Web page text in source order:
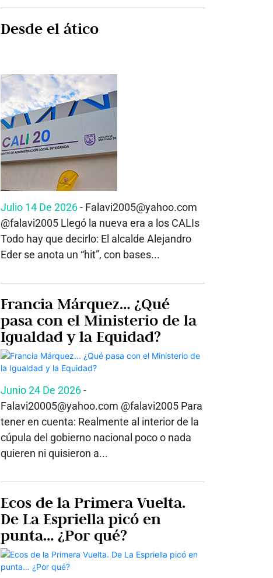
Desde el ático
Julio 14 De 2026- Falavi2005@yahoo.com
@falavi2005 Llegó la nueva era a los CALIs
Todo hay que decirlo: El alcalde Alejandro
Eder se anota un “hit”, con bases...
Francia Márquez… ¿Qué
pasa con el Ministerio de la
Igualdad y la Equidad?
Junio 24 De 2026-
Falavi20005@yahoo.com @falavi2005 Para
tener en cuenta: Realmente al interior de la
cúpula del gobierno nacional poco o nada
quieren ni quisieron a...
Ecos de la Primera Vuelta.
De La Espriella picó en
punta… ¿Por qué?